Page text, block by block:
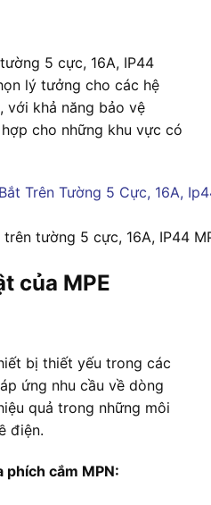
5 cực, 16A, IP44
lý tưởng cho các hệ
với khả năng bảo vệ
cho những khu vực có
tường 5 cực, 16A, IP44
của MPE
bị thiết yếu trong các
ứng nhu cầu về dòng
quả trong những môi
điện.
phích cắm MPN: